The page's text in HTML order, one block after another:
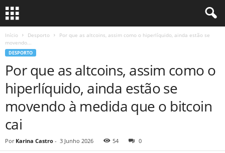
Início Desporto
Por que as altcoins, assim como o hiperlíquido, ainda estão se
movendo...
DESPORTO
Por que as altcoins, assim como o
hiperlíquido, ainda estão se
movendo à medida que o bitcoin
cai
Por Karina Castro - 3 Junho 2026 54 0